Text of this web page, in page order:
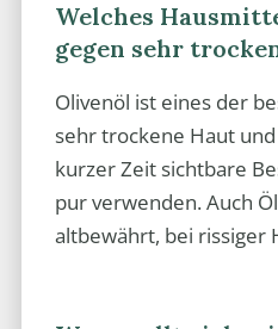
Welches
gegen sehr
Olivenöl ist eines der
sehr trockene Haut
kurzer Zeit sichtbare
pur verwenden. Auch
altbewährt, bei rissiger